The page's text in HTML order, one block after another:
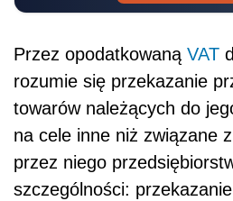
Przez opodatkowaną VAT
rozumie się przekazanie
towarów należących do
na cele inne niż związane
przez niego
szczególności: